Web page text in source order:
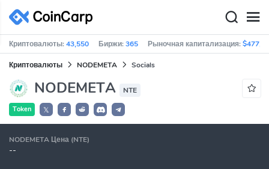
Криптовалюты:43,550 Биржи:365 Рыночная капитализация:
Криптовалюты NODEMETA Socials
NODEMETA NTE
Token 𝕏
NODEMETA Цена (NTE)
--